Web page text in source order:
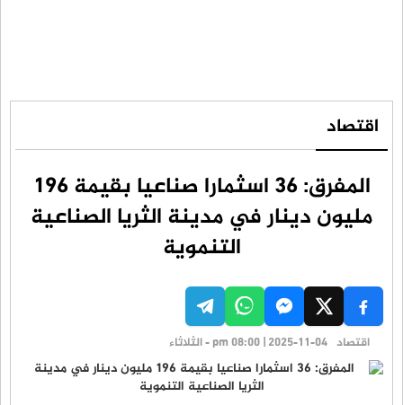
اقتصاد
المفرق: 36 اسثمارا صناعيا بقيمة 196
مليون دينار في مدينة الثريا الصناعية
التنموية
اقتصاد pm 08:00 | 2025-11-04 - الثلاثاء